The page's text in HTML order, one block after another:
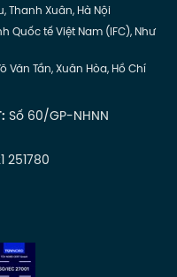
Thanh Xuân, Hà Nội
Quốc tế Việt Nam (IFC), Như
Văn Tần, Xuân Hòa, Hồ Chí
Số 60/GP-NHNN
251780